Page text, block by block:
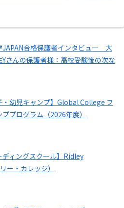
JAPAN合格保護者インタビュー 大
さんの保護者様：高校受験後の次な
・幼児キャンプ】Global College フ
プログラム（2026年度）
ディングスクール】Ridley
ー・カレッジ）